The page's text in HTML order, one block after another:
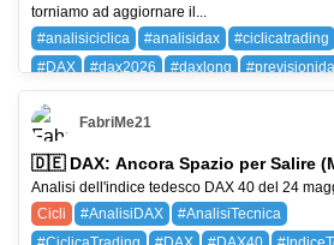
torniamo ad aggiornare il...
#analisiciclica
#analisidax #ciclicatrading
#DAX
#dax2026 #daxlong
DAX (DAX 40)
FabriMe21
🇩🇪 DAX: Ancora Spazio per Salire
Analisi dell'indice tedesco DAX 40 del 24
Cicli
#AnalisiDAX
#AnalisiTecnica